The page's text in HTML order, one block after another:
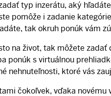
typ inzerátu, aký
pomôže i zadanie
tak okruh ponúk vám
na život, tak môžete
ponúk s virtuálnou
nehnuteľnosti, ktoré vás
čokoľvek, vďaka